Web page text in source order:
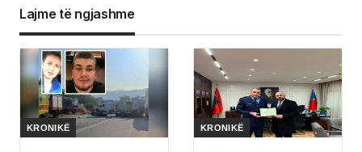
Lajme të ngjashme
KRONIKË KRONIKË